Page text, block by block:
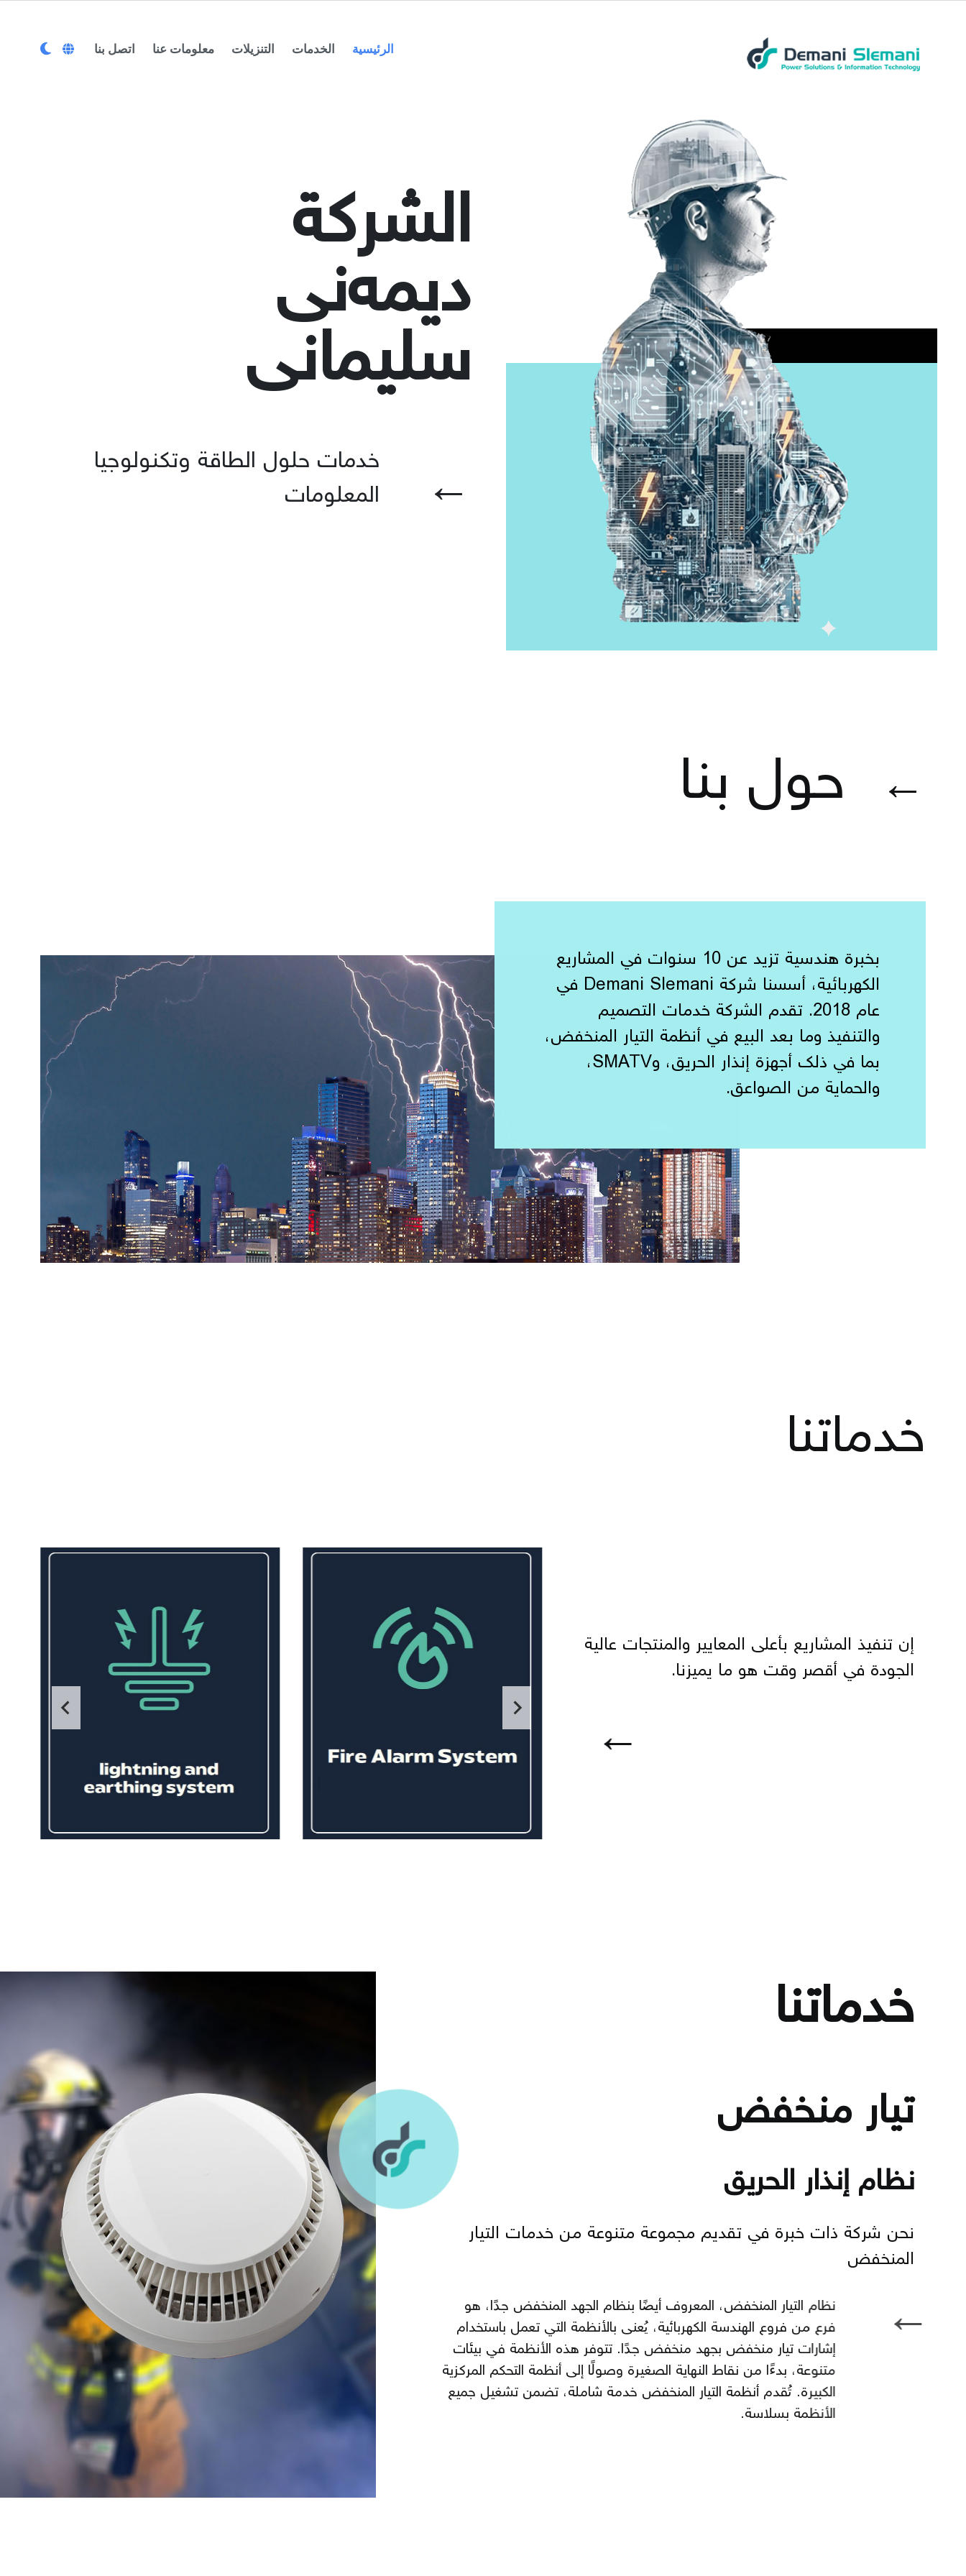
الرئيسية الخدمات التنزیلات معلومات عنا اتصل بنا
الشركة
دیمەنی
سلیمانی
←
خدمات حلول الطاقة وتكنولوجيا
المعلومات
← حول بنا
بخبرة هندسية تزيد عن 10 سنوات في المشاريع
الكهربائية، أسسنا شركة Demani Slemani في
عام 2018. تقدم الشركة خدمات التصميم
والتنفيذ وما بعد البيع في أنظمة التيار المنخفض،
بما في ذلك أجهزة إنذار الحريق، وSMATV،
والحماية من الصواعق.
خدماتنا
إن تنفيذ المشاريع بأعلى المعايير والمنتجات عالية
الجودة في أقصر وقت هو ما يميزنا.
←
خدماتنا
تيار منخفض
نظام إنذار الحريق
نحن شركة ذات خبرة في تقديم مجموعة متنوعة من خدمات التيار
المنخفض
←
نظام التيار المنخفض، المعروف أيضًا بنظام الجهد المنخفض جدًا، هو
فرع من فروع الهندسة الكهربائية، يُعنى بالأنظمة التي تعمل باستخدام
إشارات تيار منخفض بجهد منخفض جدًا. تتوفر هذه الأنظمة في بيئات
متنوعة، بدءًا من نقاط النهاية الصغيرة وصولًا إلى أنظمة التحكم المركزية
الكبيرة. تُقدم أنظمة التيار المنخفض خدمة شاملة، تضمن تشغيل جميع
الأنظمة بسلاسة.